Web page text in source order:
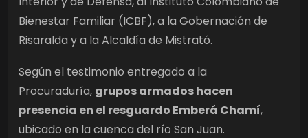
Bienestar Familiar (ICBF), a la Gobernación de
Risaralda y a la Alcaldía de Mistrató.
Según el testimonio entregado a la
Procuraduría, grupos armados hacen
presencia en el resguardo Emberá Chamí,
ubicado en la cuenca del río San Juan.